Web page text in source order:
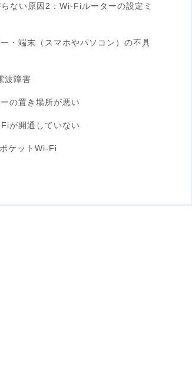
ない原因2：Wi-Fiルーターの設定ミ
・端末（スマホやパソコン）の不具
波障害
の置き場所が悪い
が開通していない
ケットWi-Fi